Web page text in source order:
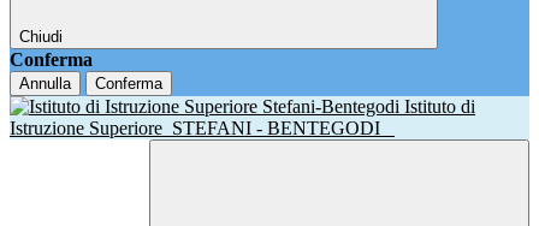
Chiudi
Conferma
Annulla Conferma
Istituto di
Istruzione Superiore STEFANI - BENTEGODI